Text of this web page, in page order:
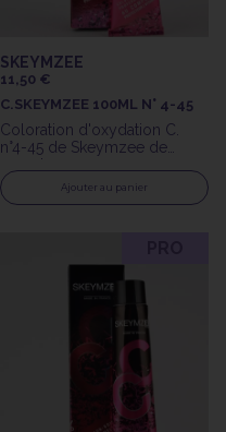
SKEYMZEE
11,50 €
C.SKEYMZEE 100ML N° 4-45
Coloration d'oxydation C.
n°4-45 de Skeymzee de
100ml
Ajouter au panier